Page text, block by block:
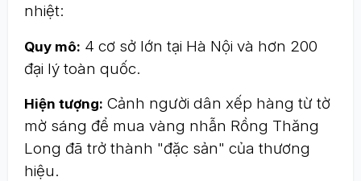
nhiệt:
Quy mô: 4 cơ sở lớn tại Hà Nội và hơn 200
đại lý toàn quốc.
Hiện tượng: Cảnh người dân xếp hàng từ tờ
mờ sáng để mua vàng nhẫn Rồng Thăng
Long đã trở thành "đặc sản" của thương
hiệu.